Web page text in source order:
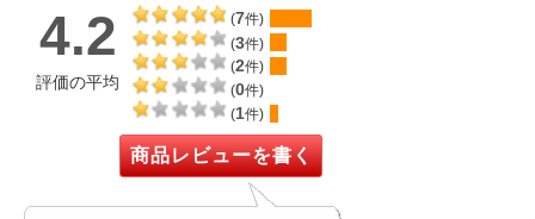
4.2
評価の平均
(7件)
(3件)
(2件)
(0件)
(1件)
商品レビューを書く